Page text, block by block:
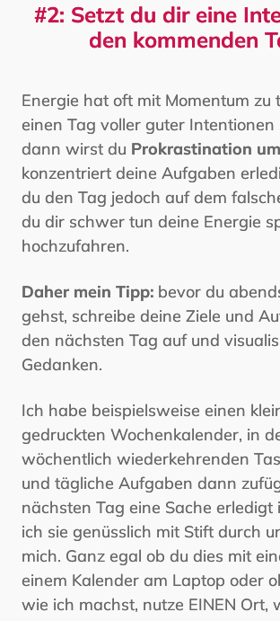
#2: Setzt du dir eine
den kommenden
Energie hat oft mit Momentum zu
einen Tag voller guter Intentionen
dann wirst du Prokrastination
konzentriert deine Aufgaben
du den Tag jedoch auf dem
du dir schwer tun deine Energie
hochzufahren.
Daher mein Tipp: bevor du
gehst, schreibe deine Ziele und
den nächsten Tag auf und
Gedanken.
Ich habe beispielsweise einen
gedruckten Wochenkalender, in
wöchentlich wiederkehrenden
und tägliche Aufgaben dann
nächsten Tag eine Sache erledigt
ich sie genüsslich mit Stift durch
mich. Ganz egal ob du dies mit
einem Kalender am Laptop oder
wie ich machst, nutze EINEN Ort,